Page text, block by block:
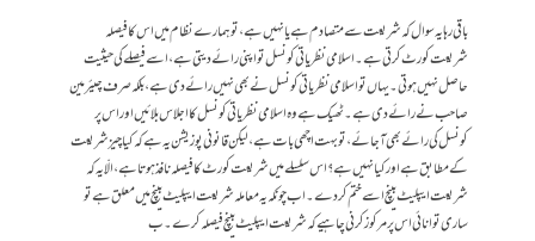
باقی رہا یہ سوال کہ شریعت سے متصادم ہے یا نہیں ہے، تو ہمارے نظام میں اس کا فیصلہ
شریعت کورٹ کرتی ہے۔ اسلامی نظریاتی کونسل تو اپنی رائے دیتی ہے، اسے فیصلے کی حیثیت
حاصل نہیں ہوتی۔ یہاں تو اسلامی نظریاتی کونسل نے بھی نہیں رائے دی ہے، بلکہ صرف چیئرمین
صاحب نے رائے دی ہے۔ ٹھیک ہے وہ اسلامی نظریاتی کونسل کا اجلاس بلائیں اور اس پر
کونسل کی رائے بھی آ جائے، تو بہت اچھی بات ہے، لیکن قانونی پوزیشن یہ ہے کہ کیا چیز شریعت
کے مطابق ہے اور کیا نہیں ہے؟ اس سلسلے میں شریعت کورٹ کا فیصلہ نافذ ہوتا ہے، الّا یہ کہ
شریعت ایپلیٹ بینچ اسے ختم کر دے۔ اب چونکہ یہ معاملہ شریعت ایپلیٹ بینچ میں معلق ہے تو
ساری توانائی اس پر مرکوز کرنی چاہیے کہ شریعت ایپلیٹ بینچ فیصلہ کرے۔ ب